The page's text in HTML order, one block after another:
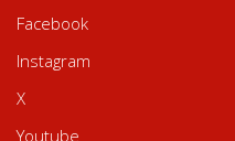
Facebook
Instagram
X
Youtube